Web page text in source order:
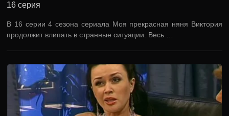
16 серия
В 16 серии 4 сезона сериала Моя прекрасная няня Виктория
продолжит влипать в странные ситуации. Весь …